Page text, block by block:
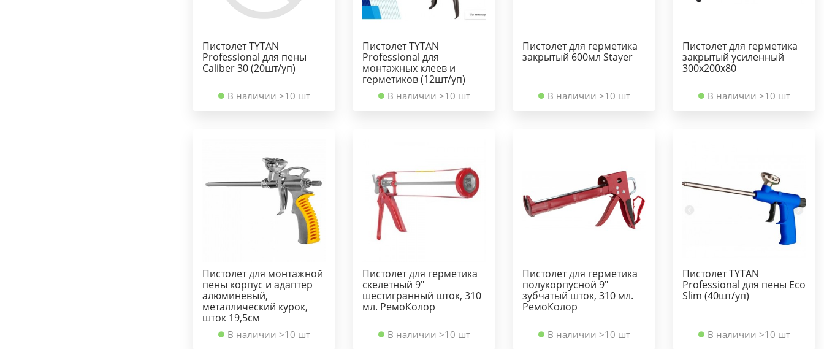
Пистолет TYTAN
Professional для пены
Caliber 30 (20шт/уп)
В наличии >10 шт
Пистолет TYTAN
Professional для
монтажных клеев и
герметиков (12шт/уп)
В наличии >10 шт
Пистолет для герметика
закрытый 600мл Stayer
В наличии >10 шт
Пистолет для герметика
закрытый усиленный
300х200х80
В наличии >10 шт
Пистолет для монтажной
пены корпус и адаптер
алюминевый,
металлический курок,
шток 19,5см
В наличии >10 шт
Пистолет для герметика
скелетный 9"
шестигранный шток, 310
мл. РемоКолор
В наличии >10 шт
Пистолет для герметика
полукорпусной 9"
зубчатый шток, 310 мл.
РемоКолор
В наличии >10 шт
Пистолет TYTAN
Professional для пены Eco
Slim (40шт/уп)
В наличии >10 шт